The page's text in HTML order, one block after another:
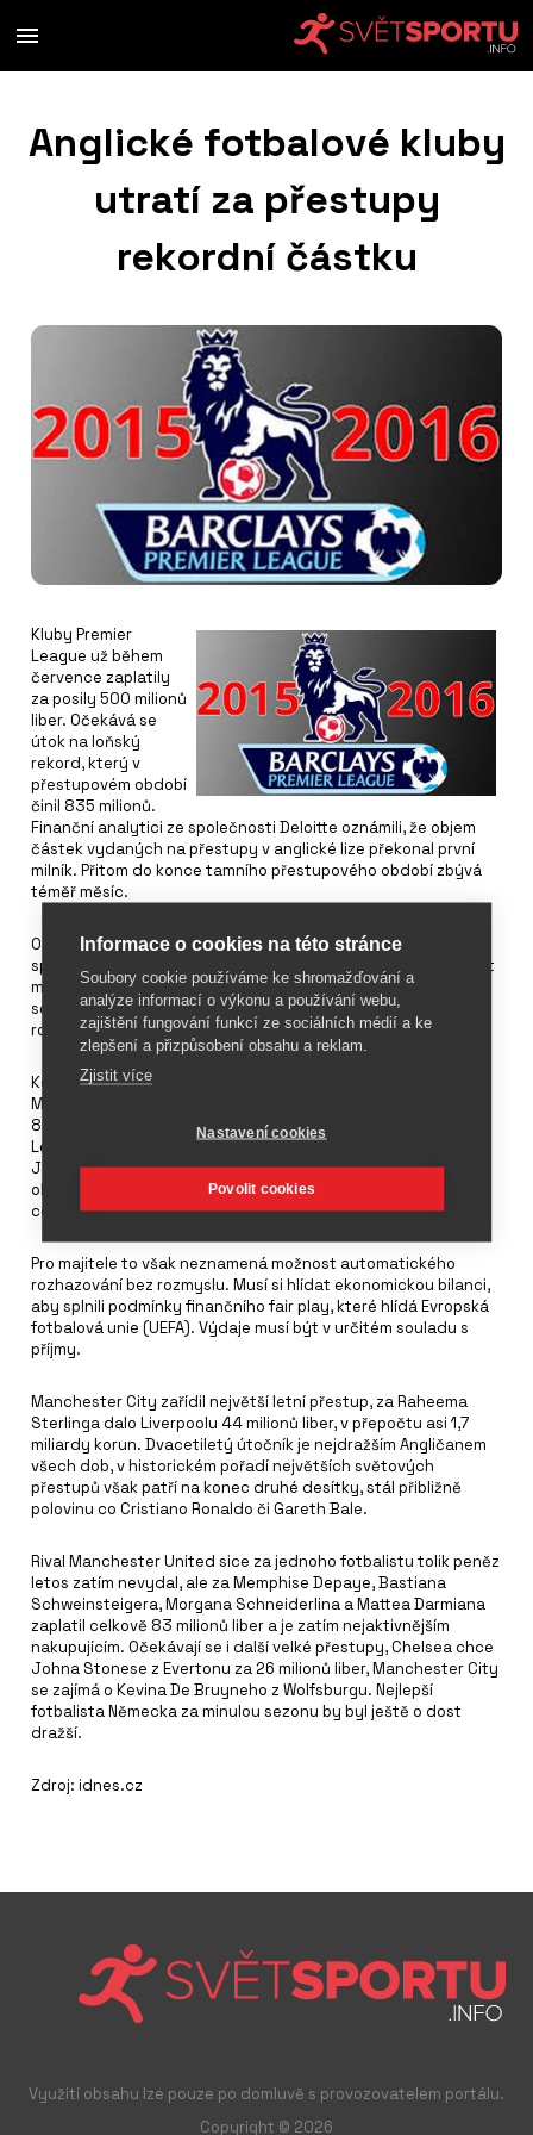
Anglické fotbalové kluby
utratí za přestupy
rekordní částku
Kluby Premier
League už během
července zaplatily
za posily 500 milionů
liber. Očekává se
útok na loňský
rekord, který v
přestupovém období
činil 835 milionů.
Finanční analytici ze společnosti Deloitte oznámili, že objem
částek vydaných na přestupy v anglické lize překonal první
milník. Přitom do konce tamního přestupového období zbývá
téměř měsíc.
Od příští sezony vstoupí v platnost nová smlouva s televizními
společnostmi, liga dostane od Sky Sports a BT Sport přes pět
miliard liber za tři roky, tedy téměř 200 miliard korun. Podle
současné smlouvy kluby dostávají přibližně 39 miliard korun
ročně.
Když se sečetly sumy, které Chelsea, Manchester City,
Manchester United a spol. zaplatily za loňské léto, vyšlo číslo
835 milionů liber, což je při současném kurzu 32 miliard korun.
Letošní dosavadní půlmiliarda je v přepočtu 19 miliard korun.
Jde o velký rozdíl proti nedávné minulosti. Před deseti lety
objem peněz za přestupy v letním, ale i zimním období byl
celkem 265 milionů liber, pak se postupně zvyšoval.
Pro majitele to však neznamená možnost automatického
rozhazování bez rozmyslu. Musí si hlídat ekonomickou bilanci,
aby splnili podmínky finančního fair play, které hlídá Evropská
fotbalová unie (UEFA). Výdaje musí být v určitém souladu s
příjmy.
Manchester City zařídil největší letní přestup, za Raheema
Sterlinga dalo Liverpoolu 44 milionů liber, v přepočtu asi 1,7
miliardy korun. Dvacetiletý útočník je nejdražším Angličanem
všech dob, v historickém pořadí největších světových
přestupů však patří na konec druhé desítky, stál přibližně
polovinu co Cristiano Ronaldo či Gareth Bale.
Rival Manchester United sice za jednoho fotbalistu tolik peněz
letos zatím nevydal, ale za Memphise Depaye, Bastiana
Schweinsteigera, Morgana Schneiderlina a Mattea Darmiana
zaplatil celkově 83 milionů liber a je zatím nejaktivnějším
nakupujícím. Očekávají se i další velké přestupy, Chelsea chce
Johna Stonese z Evertonu za 26 milionů liber, Manchester City
se zajímá o Kevina De Bruyneho z Wolfsburgu. Nejlepší
fotbalista Německa za minulou sezonu by byl ještě o dost
dražší.
Zdroj: idnes.cz
Copyright © 2026
Využití obsahu lze pouze po domluvě s provozovatelem portálu.
Informace o cookies na této stránce
Soubory cookie používáme ke shromažďování a
analýze informací o výkonu a používání webu,
zajištění fungování funkcí ze sociálních médií a ke
zlepšení a přizpůsobení obsahu a reklam.
Zjistit více
Nastavení cookies
Povolit cookies